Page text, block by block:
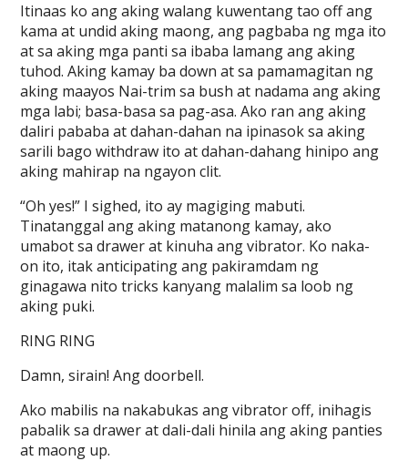
Itinaas ko ang aking walang kuwentang tao off ang
kama at undid aking maong, ang pagbaba ng mga ito
at sa aking mga panti sa ibaba lamang ang aking
tuhod. Aking kamay ba down at sa pamamagitan ng
aking maayos Nai-trim sa bush at nadama ang aking
mga labi; basa-basa sa pag-asa. Ako ran ang aking
daliri pababa at dahan-dahan na ipinasok sa aking
sarili bago withdraw ito at dahan-dahang hinipo ang
aking mahirap na ngayon clit.
“Oh yes!” I sighed, ito ay magiging mabuti.
Tinatanggal ang aking matanong kamay, ako
umabot sa drawer at kinuha ang vibrator. Ko naka-
on ito, itak anticipating ang pakiramdam ng
ginagawa nito tricks kanyang malalim sa loob ng
aking puki.
RING RING
Damn, sirain! Ang doorbell.
Ako mabilis na nakabukas ang vibrator off, inihagis
pabalik sa drawer at dali-dali hinila ang aking panties
at maong up.